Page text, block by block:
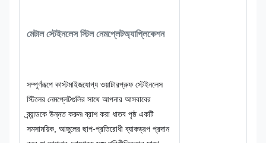
করে। আপনার কাস্টম লোগো স্থায়ীভাবে খোদাই করা
আবাসিক আসবাবপত্র, বাণিজ্যিক কেসওয়ার্ক,
সামুদ্রিক ক্যাবিনেটরি বা আউটডোর সংগ্রহের জন্য
উপযুক্ত যেখানে স্থায়িত্ব এবং ব্র্যান্ডের অখণ্ডতা
সমানভাবে মূল্যবান।
মেটাল স্টেইনলেস স্টিল নেমপ্লেটঅ্যাপ্লিকেশন
সম্পূর্ণরূপে কাস্টমাইজযোগ্য ওয়াটারপ্রুফ স্টেইনলেস
স্টিলের নেমপ্লেটগুলির সাথে আপনার আসবাবের
ব্র্যান্ডকে উন্নত করুন৷ ব্রাশ করা ধাতব পৃষ্ঠ একটি
সমসাময়িক, আঙ্গুলের ছাপ-প্রতিরোধী ব্যাকড্রপ প্রদান